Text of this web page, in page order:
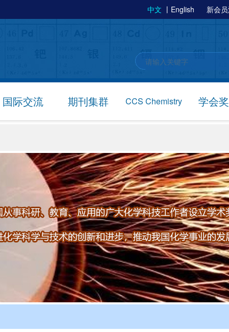
中文 丨 English 新会
国际交流 期刊集群 CCS Chemistry 学会